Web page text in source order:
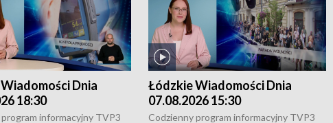
Dnia
18:30
informacyjny TVP3
Łódzkie Wiadomości Dnia
07.08.2026 15:30
Codzienny program informacyjny TVP3